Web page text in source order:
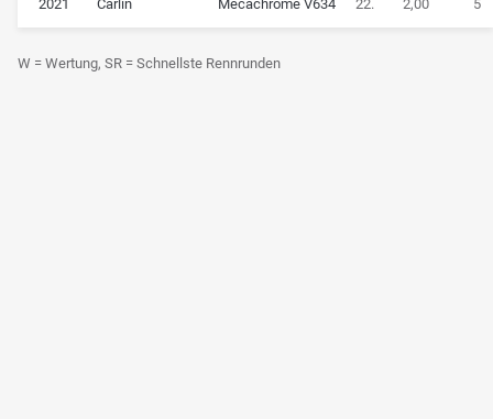
2021 Carlin Mecachrome V634 22. 2,00 5
W = Wertung, SR = Schnellste Rennrunden